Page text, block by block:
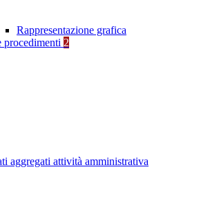
Rappresentazione grafica
procedimenti 2
aggregati attività amministrativa